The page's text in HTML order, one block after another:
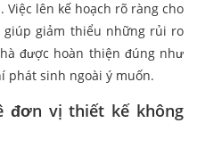
Việc lên kế hoạch rõ ràng cho
giúp giảm thiểu những rủi ro
được hoàn thiện đúng như
phát sinh ngoài ý muốn.
đơn vị thiết kế không